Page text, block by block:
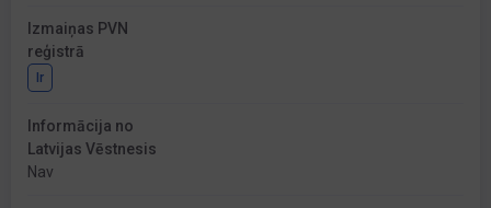
Izmaiņas PVN
reģistrā
Ir
Informācija no
Latvijas Vēstnesis
Nav